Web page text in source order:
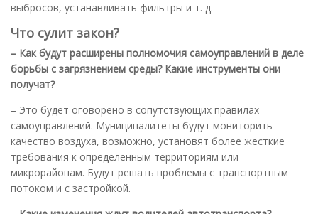
выбросов, устанавливать фильтры и т. д.
Что сулит закон?
– Как будут расширены полномочия самоуправлений в деле
борьбы с загрязнением среды? Какие инструменты они
получат?
– Это будет оговорено в сопутствующих правилах
самоуправлений. Муниципалитеты будут мониторить
качество воздуха, возможно, установят более жесткие
требования к определенным территориям или
микрорайонам. Будут решать проблемы с транспортным
потоком и с застройкой.